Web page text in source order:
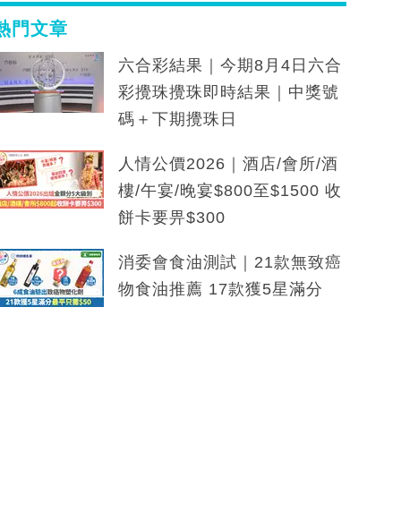
門文章
六合彩結果｜今期8月4日六合
彩攪珠攪珠即時結果｜中獎號
碼＋下期攪珠日
人情公價2026｜酒店/會所/酒
樓/午宴/晚宴$800至$1500 收
餅卡要畀$300
消委會食油測試｜21款無致癌
物食油推薦 17款獲5星滿分